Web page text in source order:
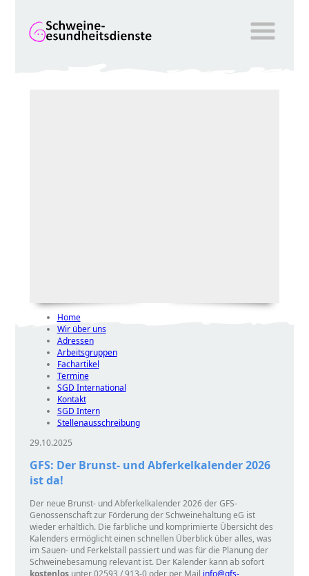
Home
Wir über uns
Adressen
Arbeitsgruppen
Fachartikel
Termine
SGD International
Kontakt
SGD Intern
Stellenausschreibung
29.10.2025
GFS: Der Brunst- und Abferkelkalender 2026
ist da!
Der neue Brunst- und Abferkelkalender 2026 der GFS-
Genossenschaft zur Förderung der Schweinehaltung eG ist
wieder erhältlich. Die farbliche und komprimierte Übersicht des
Kalenders ermöglicht einen schnellen Überblick über alles, was
im Sauen- und Ferkelstall passiert und was für die Planung der
Schweinebesamung relevant ist. Der Kalender kann ab sofort
kostenlosunter 02593 / 913-0 oder per Mail info@gfs-